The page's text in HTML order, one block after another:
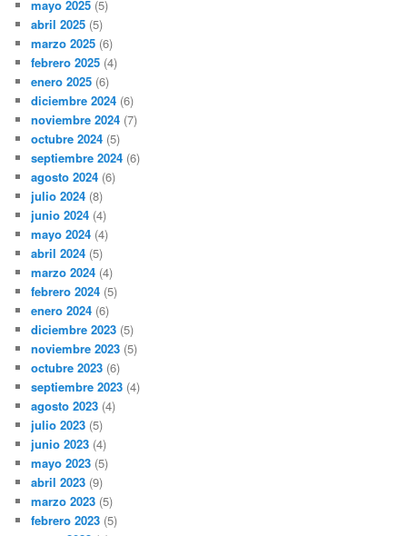
mayo 2025 (5)
abril 2025 (5)
marzo 2025 (6)
febrero 2025 (4)
enero 2025 (6)
diciembre 2024 (6)
noviembre 2024 (7)
octubre 2024 (5)
septiembre 2024 (6)
agosto 2024 (6)
julio 2024 (8)
junio 2024 (4)
mayo 2024 (4)
abril 2024 (5)
marzo 2024 (4)
febrero 2024 (5)
enero 2024 (6)
diciembre 2023 (5)
noviembre 2023 (5)
octubre 2023 (6)
septiembre 2023 (4)
agosto 2023 (4)
julio 2023 (5)
junio 2023 (4)
mayo 2023 (5)
abril 2023 (9)
marzo 2023 (5)
febrero 2023 (5)